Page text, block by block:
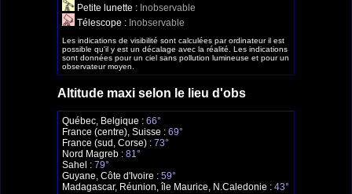
Petite lunette : Inobservable
Télescope : Inobservable
Les indications de visibilité sont calculées par ordinateur il est
possible qu'il y est un décalage avec la réalité. Les indications
sont données pour un ciel sans pollution lumineuse et pour un
observateur moyen.
Altitude maxi selon le lieu d'obs
Québec, Belgique : 66°
France (centre), Suisse : 69°
France (sud, Corse) : 73°
Nord Magreb : 81°
Sahel : 79°
Guyane, Côte d'Ivoire : 59°
Madagascar, Réunion, île Maurice, N.Caledonie : 43°